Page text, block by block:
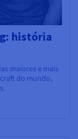
história
maiores e mais
do mundo,